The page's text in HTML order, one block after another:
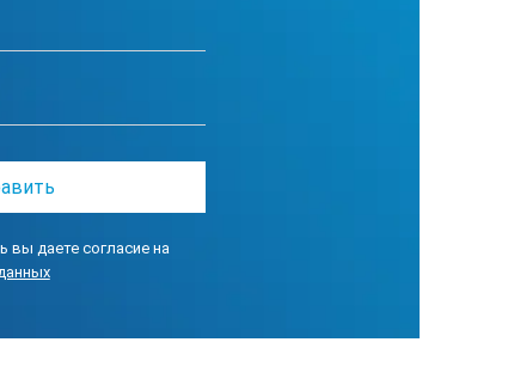
Жесткий корпус
безопасно.
полный контроль над
препятствия и наводить
вы даете согласие на